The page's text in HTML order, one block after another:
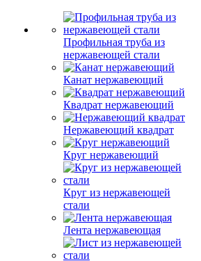
Профильная труба из
нержавеющей стали
Канат нержавеющий
Квадрат нержавеющий
Нержавеющий квадрат
Круг нержавеющий
Круг из нержавеющей
стали
Лента нержавеющая